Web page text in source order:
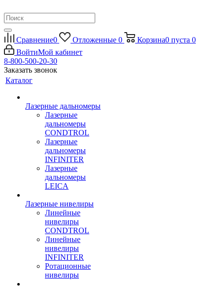
Сравнение0 Отложенные 0 Корзина0 пуста 0
ВойтиМой кабинет
8-800-500-20-30
Заказать звонок
Каталог
Лазерные дальномеры
Лазерные
дальномеры
CONDTROL
Лазерные
дальномеры
INFINITER
Лазерные
дальномеры
LEICA
Лазерные нивелиры
Линейные
нивелиры
CONDTROL
Линейные
нивелиры
INFINITER
Ротационные
нивелиры